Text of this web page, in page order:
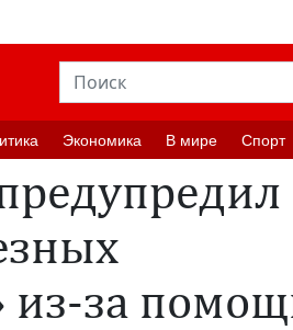
Экономика В мире Спорт
из-за